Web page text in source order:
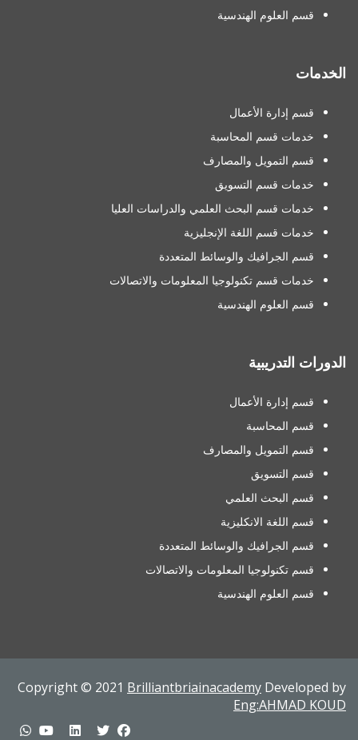
قسم العلوم الهندسية
الخدمات
قسم إدارة الأعمال
خدمات قسم المحاسبة
قسم التمويل والمصارف
خدمات قسم التسويق
خدمات قسم البحث العلمي والدراسات العليا
خدمات قسم اللغة الإنجليزية
قسم الجرافيك والوسائط المتعددة
خدمات قسم تكنولوجيا المعلومات والاتصالات
قسم العلوم الهندسية
الدورات التدريبية
قسم إدارة الأعمال
قسم المحاسبة
قسم التمويل والمصارف
قسم التسويق
قسم البحث العلمي
قسم اللغة الانكليزية
قسم الجرافيك والوسائط المتعددة
قسم تكنولوجيا المعلومات والاتصالات
قسم العلوم الهندسية
Copyright © 2021 Brilliantbriainacademy Developed by
Eng:AHMAD KOUD